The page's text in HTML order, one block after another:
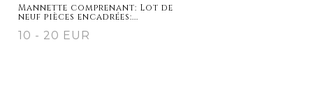
Mannette comprenant: Lot de
neuf pièces encadrées:...
10 - 20 EUR